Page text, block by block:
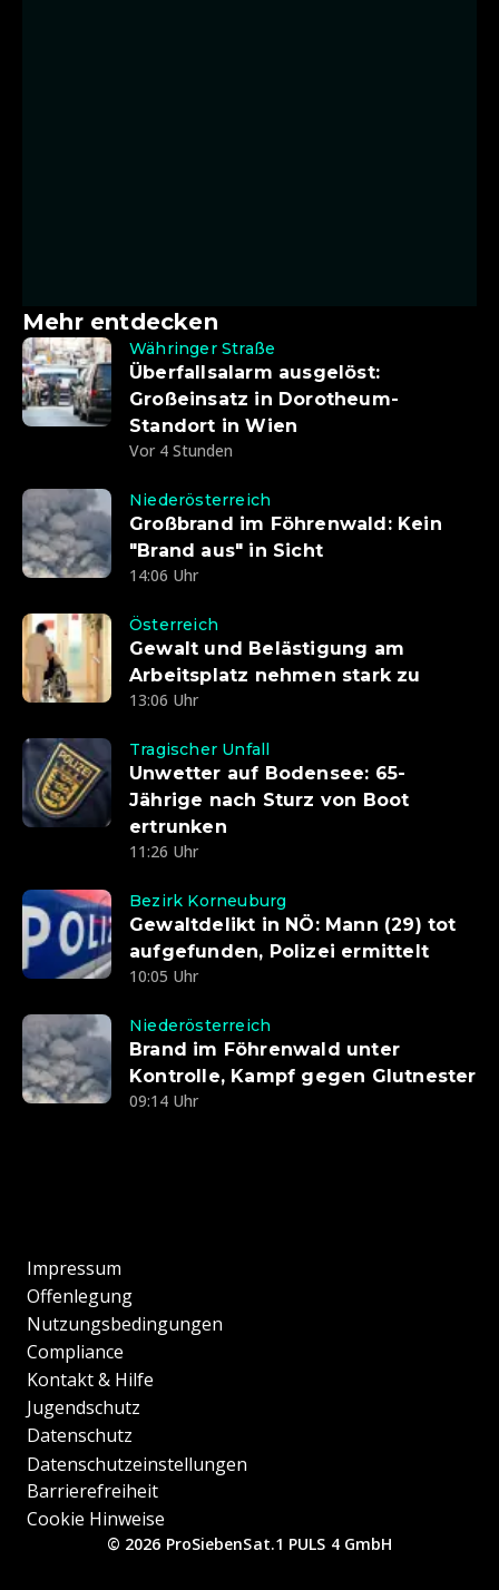
Mehr entdecken
Währinger Straße
Überfallsalarm ausgelöst:
Großeinsatz in Dorotheum-
Standort in Wien
Vor 4 Stunden
Niederösterreich
Großbrand im Föhrenwald: Kein
"Brand aus" in Sicht
14:06 Uhr
Österreich
Gewalt und Belästigung am
Arbeitsplatz nehmen stark zu
13:06 Uhr
Tragischer Unfall
Unwetter auf Bodensee: 65-
Jährige nach Sturz von Boot
ertrunken
11:26 Uhr
Bezirk Korneuburg
Gewaltdelikt in NÖ: Mann (29) tot
aufgefunden, Polizei ermittelt
10:05 Uhr
Niederösterreich
Brand im Föhrenwald unter
Kontrolle, Kampf gegen Glutnester
09:14 Uhr
Impressum
Offenlegung
Nutzungsbedingungen
Compliance
Kontakt & Hilfe
Jugendschutz
Datenschutz
Datenschutzeinstellungen
Barrierefreiheit
Cookie Hinweise
© 2026 ProSiebenSat.1 PULS 4 GmbH